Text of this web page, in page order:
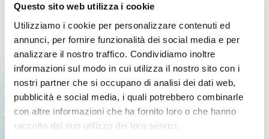
Questo sito web utilizza i cookie
Utilizziamo i cookie per personalizzare contenuti ed
annunci, per fornire funzionalità dei social media e per
analizzare il nostro traffico. Condividiamo inoltre
informazioni sul modo in cui utilizza il nostro sito con i
nostri partner che si occupano di analisi dei dati web,
pubblicità e social media, i quali potrebbero combinarle
con altre informazioni che ha fornito loro o che hanno
raccolto dal suo utilizzo dei loro servizi.
forniranno ristoro e momenti ricreativi. F
concerti, ed estrazione di 100 premi per i partecipanti.
Ogni partecipante avrà un gadget da utilizzare lungo il
percorso ed i bambini un gioco speciale. Fra una Malga e
l’altra ci saranno intermezzi musicali, intrattenimento,
ristori per le tratte più lunghe, ed info point. Novità di
quest’anno è il coinvolgimento della circoscrizione di
Sardagna e delle due malghe sul suo territorio. P